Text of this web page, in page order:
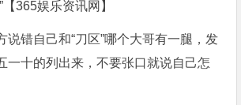
说错自己和“刀区”哪个大哥有一腿，发
一十的列出来，不要张口就说自己怎